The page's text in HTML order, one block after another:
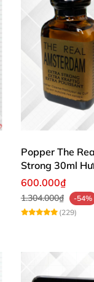
Popper The
Strong 30ml
Kéo Dài
600.000₫
1.304.000₫
-54%
(229)